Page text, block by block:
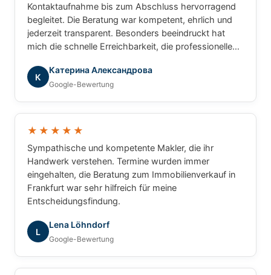
Kontaktaufnahme bis zum Abschluss hervorragend
begleitet. Die Beratung war kompetent, ehrlich und
jederzeit transparent. Besonders beeindruckt hat
mich die schnelle Erreichbarkeit, die professionelle
Immobilien. Ich hatte zu jeder Zeit das Gefühl, dass
nicht einfach nur eine Immobilie vermittelt wird,
sondern dass meine persönlichen Interessen und
Wünsche im Mittelpunkt stehen. Alle Fragen wurden
verständlich beantwortet und der gesamte Ablauf
zuverlässigen, engagierten und vertrauenswürdigen
Immobilienpartner sucht, ist bei GRUNDUM
Immobilien bestens aufgehoben. Eine klare
Empfehlung – vielen Dank für die ausgezeichnete
Zusammenarbeit!
К
Катерина Александрова
Google-Bewertung
★★★★★
Sympathische und kompetente Makler, die ihr
Handwerk verstehen. Termine wurden immer
eingehalten, die Beratung zum Immobilienverkauf in
Frankfurt war sehr hilfreich für meine
Entscheidungsfindung.
L
Lena Löhndorf
Google-Bewertung